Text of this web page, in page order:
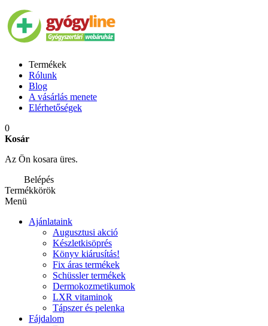
Termékek
Rólunk
Blog
A vásárlás menete
Elérhetőségek
0
Kosár
Az Ön kosara üres.
Belépés
Termékkörök
Menü
Ajánlataink
Augusztusi akció
Készletkisöprés
Könyv kiárusítás!
Fix áras termékek
Schüssler termékek
Dermokozmetikumok
LXR vitaminok
Tápszer és pelenka
Fájdalom